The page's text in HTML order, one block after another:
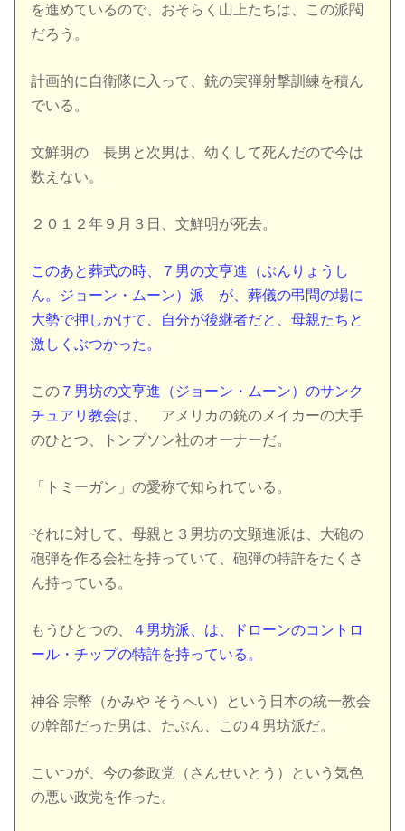
を進めているので、おそらく山上たちは、この派閥
だろう。
計画的に自衛隊に入って、銃の実弾射撃訓練を積ん
でいる。
文鮮明の 長男と次男は、幼くして死んだので今は
数えない。
２０１２年９月３日、文鮮明が死去。
このあと葬式の時、７男の文亨進（ぶんりょうし
ん。ジョーン・ムーン）派 が、葬儀の弔問の場に
大勢で押しかけて、自分が後継者だと、母親たちと
激しくぶつかった。
この ７男坊の文亨進（ジョーン・ムーン）のサンク
チュアリ教会は、 アメリカの銃のメイカーの大手
のひとつ、トンプソン社のオーナーだ。
「トミーガン」の愛称で知られている。
それに対して、母親と３男坊の文顕進派は、大砲の
砲弾を作る会社を持っていて、砲弾の特許をたくさ
ん持っている。
もうひとつの、
４男坊派、は、ドローンのコントロ
ール・チップの特許を持っている。
神谷 宗幣（かみや そうへい）という日本の統一教会
の幹部だった男は、たぶん、この４男坊派だ。
こいつが、今の参政党（さんせいとう）という気色
の悪い政党を作った。